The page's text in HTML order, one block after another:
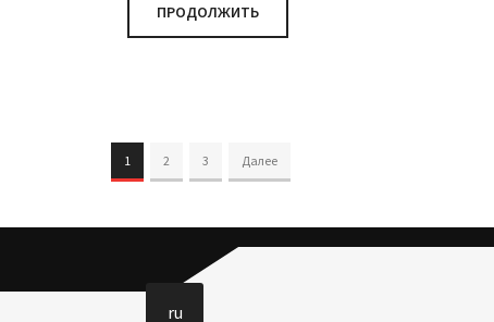
ПРОДОЛЖИТЬ
1 2 3 Далее
ru